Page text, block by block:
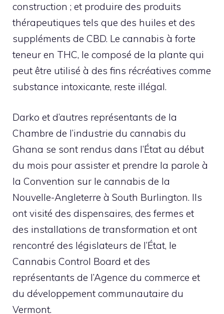
construction ; et produire des produits
thérapeutiques tels que des huiles et des
suppléments de CBD. Le cannabis à forte
teneur en THC, le composé de la plante qui
peut être utilisé à des fins récréatives comme
substance intoxicante, reste illégal.
Darko et d’autres représentants de la
Chambre de l’industrie du cannabis du
Ghana se sont rendus dans l’État au début
du mois pour assister et prendre la parole à
la Convention sur le cannabis de la
Nouvelle-Angleterre à South Burlington. Ils
ont visité des dispensaires, des fermes et
des installations de transformation et ont
rencontré des législateurs de l’État, le
Cannabis Control Board et des
représentants de l’Agence du commerce et
du développement communautaire du
Vermont.